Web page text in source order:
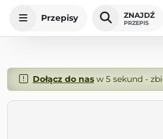
Przepisy ZNAJDŹ
PRZEPIS
Dołącz do nasw 5 sekund -